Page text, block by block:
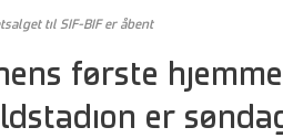
til SIF-BIF er åbent
første
er